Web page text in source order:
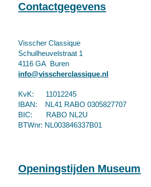
Contactgegevens
Visscher Classique
Schuilheuvelstraat 1
4116 GA Buren
info@visscherclassique.nl
KvK: 11012245
IBAN: NL41 RABO 0305827707
BIC: RABO NL2U
BTWnr: NL003846337B01
Openingstijden Museum